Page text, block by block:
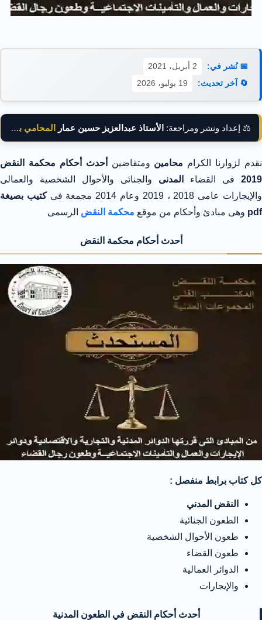
📅 نُشر في:
2 أبريل، 2021
🔄 آخر تحديث:
19 يوليو، 2026
⚖️ إعداد ونشر ومراجعة: الأستاذ عبدالعزيز حسين عمار المحامي بالنقض
نقدم لزوارنا الكرام محامين ومتقاضين
أحدث أحكام محكمة النقض
2019 فى القضاء المدنى والجنائى والأحوال الشخصية والعمالى
والإيجارات عامى 2018 ، 2019 وعام 2014 مجمعة فى
كتيب بصيغة
pdf وهى مبادئ وأحكام من موقع محكمة النقض الرسمى
أحدث أحكام محكمة النقض
كل كتاب برابط منفصل :
النقض المدني
الطعون الجنائية
طعون الأحوال الشخصية
طعون القضاء
الدوائر العمالية
والإيجارات
أحدث أحكام النقض في الطعون المدنية